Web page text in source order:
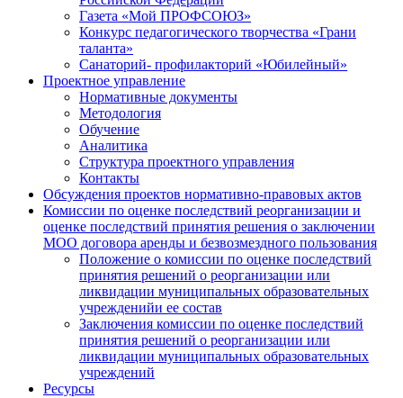
Газета «Мой ПРОФСОЮЗ»
Конкурс педагогического творчества «Грани
таланта»
Санаторий- профилакторий «Юбилейный»
Проектное управление
Нормативные документы
Методология
Обучение
Аналитика
Структура проектного управления
Контакты
Обсуждения проектов нормативно-правовых актов
Комиссии по оценке последствий реорганизации и
оценке последствий принятия решения о заключении
МОО договора аренды и безвозмездного пользования
Положение о комиссии по оценке последствий
принятия решений о реорганизации или
ликвидации муниципальных образовательных
учрежденийи ее состав
Заключения комиссии по оценке последствий
принятия решений о реорганизации или
ликвидации муниципальных образовательных
учреждений
Ресурсы